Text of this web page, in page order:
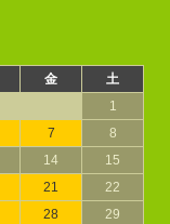
金
土
1
7
8
14
15
21
22
28
29